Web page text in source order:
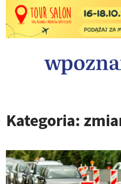
Kategoria: